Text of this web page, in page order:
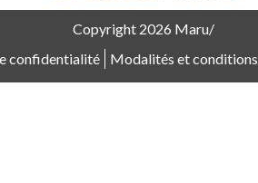
Copyright 2026 Maru/
confidentialité Modalités et conditions